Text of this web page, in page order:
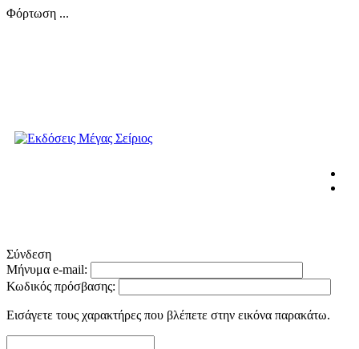
Φόρτωση ...
Σύνδεση
Μήνυμα e-mail:
Κωδικός πρόσβασης:
Εισάγετε τους χαρακτήρες που βλέπετε στην εικόνα παρακάτω.